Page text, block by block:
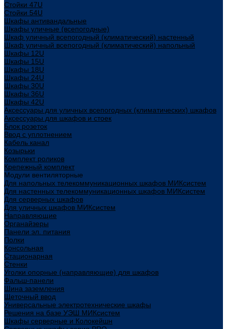
Стойки 47U
Стойки 54U
Шкафы антивандальные
Шкафы уличные (всепогодные)
Шкаф уличный всепогодный (климатический) настенный
Шкаф уличный всепогодный (климатический) напольный
Шкафы 12U
Шкафы 15U
Шкафы 18U
Шкафы 24U
Шкафы 30U
Шкафы 36U
Шкафы 42U
Аксессуары для уличных всепогодных (климатических) шкафов
Аксессуары для шкафов и стоек
Блок розеток
Ввод с уплотнением
Кабель канал
Козырьки
Комплект роликов
Крепежный комплект
Модули вентиляторные
Для напольных телекоммуникационных шкафов МИКсистем
Для настенных телекоммуникационных шкафов МИКсистем
Для серверных шкафов
Для уличных шкафов МИКсистем
Направляющие
Органайзеры
Панели эл. питания
Полки
Консольная
Стационарная
Стенки
Уголки опорные (направляющие) для шкафов
Фальш-панели
Шина заземления
Щеточный ввод
Универсальные электротехнические шкафы
Решения на базе УЭШ МИКсистем
Шкафы серверные и Колокейшн